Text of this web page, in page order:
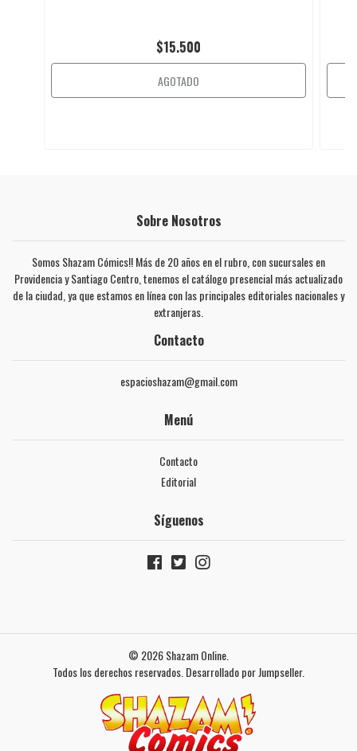
$15.500
AGOTADO
Sobre Nosotros
Somos Shazam Cómics!! Más de 20 años en el rubro, con sucursales en
Providencia y Santiago Centro, tenemos el catálogo presencial más actualizado
de la ciudad, ya que estamos en línea con las principales editoriales nacionales y
extranjeras.
Contacto
espacioshazam@gmail.com
Menú
Contacto
Editorial
Síguenos
© 2026 Shazam Online.
Todos los derechos reservados. Desarrollado por Jumpseller.